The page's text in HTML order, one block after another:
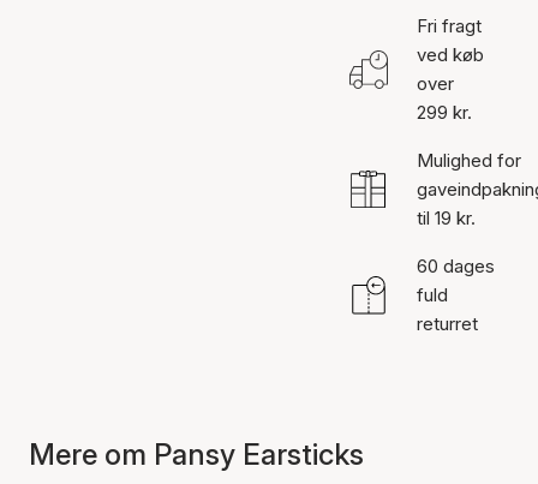
Fri fragt
ved køb
over
299 kr.
Mulighed for
til 19 kr.
60 dages
fuld
returret
Mere om Pansy Earsticks